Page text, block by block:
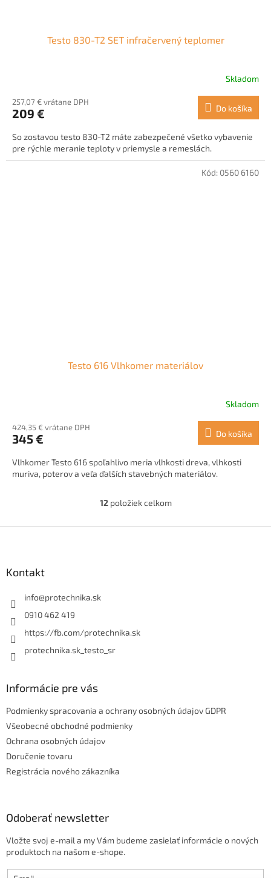
Testo 830-T2 SET infračervený teplomer
Skladom
257,07 € vrátane DPH
209 € Do košíka
So zostavou testo 830-T2 máte zabezpečené všetko vybavenie
pre rýchle meranie teploty v priemysle a remeslách.
Testo 616 Vlhkomer materiálov
Skladom
424,35 € vrátane DPH
345 € Do košíka
Vlhkomer Testo 616 spoľahlivo meria vlhkosti dreva, vlhkosti
muriva, poterov a veľa ďalších stavebných materiálov.
Kód: 0560 6160
O
l
v
s
12položiek celkom
Kontakt
info@protechnika.sk
0910 462 419
https://fb.com/protechnika.sk
protechnika.sk_testo_sr
Informácie pre vás
Podmienky spracovania a ochrany osobných údajov GDPR
Všeobecné obchodné podmienky
Ochrana osobných údajov
Doručenie tovaru
Registrácia nového zákazníka
Odoberať newsletter
Vložte svoj e-mail a my Vám budeme zasielať informácie o nových
produktoch na našom e-shope.